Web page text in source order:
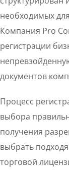
необходимых
Компания Pro
регистрации
документов
Процесс
выбора
получения
выбрать
торговой